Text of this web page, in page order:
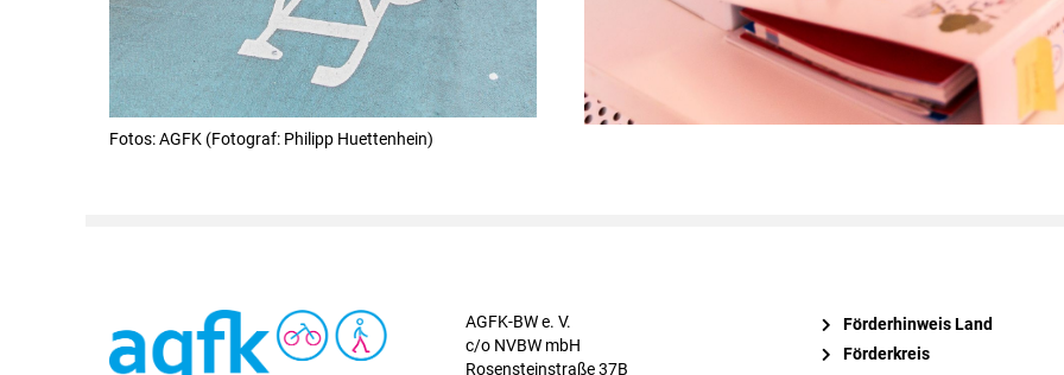
Fotos: AGFK (Fotograf: Philipp Huettenhein)
AGFK-BW e. V.
c/o NVBW mbH
Rosensteinstraße 37B
Förderhinweis Land
Förderkreis